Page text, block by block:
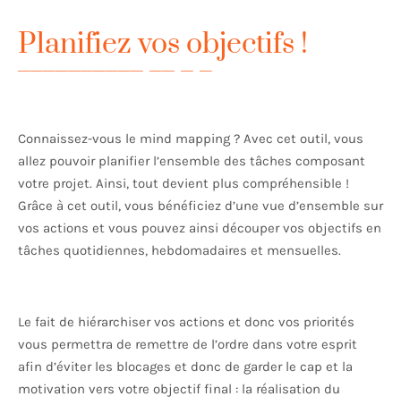
Planifiez vos objectifs !
Connaissez-vous le mind mapping ? Avec cet outil, vous
allez pouvoir planifier l’ensemble des tâches composant
votre projet. Ainsi, tout devient plus compréhensible !
Grâce à cet outil, vous bénéficiez d’une vue d’ensemble sur
vos actions et vous pouvez ainsi découper vos objectifs en
tâches quotidiennes, hebdomadaires et mensuelles.
Le fait de hiérarchiser vos actions et donc vos priorités
vous permettra de remettre de l’ordre dans votre esprit
afin d’éviter les blocages et donc de garder le cap et la
motivation vers votre objectif final : la réalisation du